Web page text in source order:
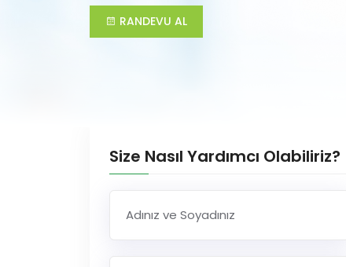
RANDEVU AL
Size Nasıl Yardımcı Olabiliriz?